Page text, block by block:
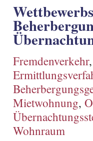
Fremdenverkehr
Mietwohnung,
Wohnraum